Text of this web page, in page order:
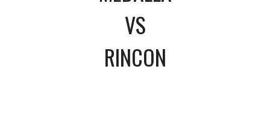
VS
RINCON